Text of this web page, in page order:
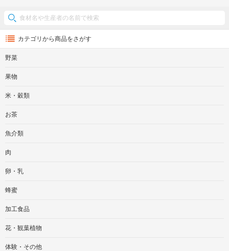
カテゴリから商品をさがす
野菜
果物
米・穀類
お茶
魚介類
肉
卵・乳
蜂蜜
加工食品
花・観葉植物
体験・その他